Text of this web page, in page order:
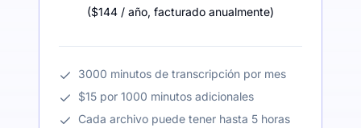
($144 / año, facturado anualmente)
3000 minutos de transcripción por mes
$15 por 1000 minutos adicionales
Cada archivo puede tener hasta 5 horas